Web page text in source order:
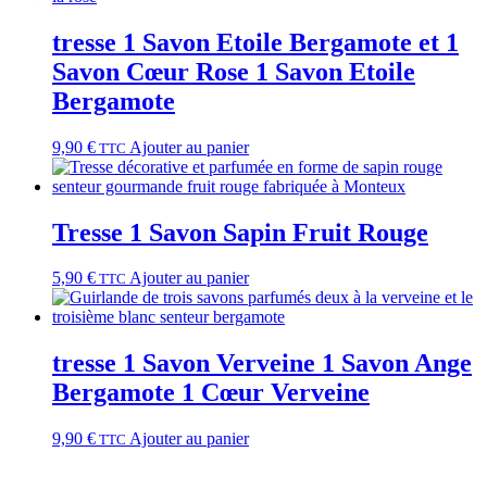
tresse 1 Savon Etoile Bergamote et 1
Savon Cœur Rose 1 Savon Etoile
Bergamote
9,90 € TTC Ajouter au panier
Tresse 1 Savon Sapin Fruit Rouge
5,90 € TTC Ajouter au panier
tresse 1 Savon Verveine 1 Savon Ange
Bergamote 1 Cœur Verveine
9,90 € TTC Ajouter au panier